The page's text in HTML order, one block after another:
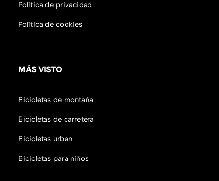
Política de privacidad
Política de cookies
MÁS VISTO
Bicicletas de montaña
Bicicletas de carretera
Bicicletas urban
Bicicletas para niños